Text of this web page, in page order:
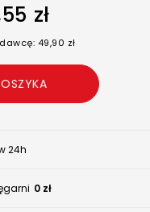
zł
49,90 zł
24h
0 zł